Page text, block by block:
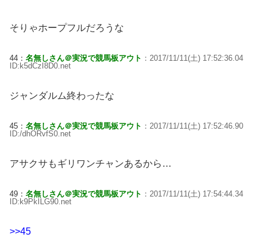
そりゃホープフルだろうな
44： 名無しさん＠実況で競馬板アウト ：2017/11/11(土) 17:52:36.04
ID:k5dCzI8D0.net
ジャンダルム終わったな
45： 名無しさん＠実況で競馬板アウト ：2017/11/11(土) 17:52:46.90
ID:/dhORvfS0.net
アサクサもギリワンチャンあるから…
49： 名無しさん＠実況で競馬板アウト ：2017/11/11(土) 17:54:44.34
ID:k9PkILG90.net
>>45